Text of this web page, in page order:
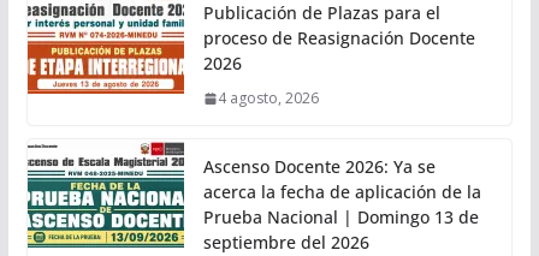
Publicación de Plazas para el
proceso de Reasignación Docente
2026
4 agosto, 2026
Ascenso Docente 2026: Ya se
acerca la fecha de aplicación de la
Prueba Nacional | Domingo 13 de
septiembre del 2026